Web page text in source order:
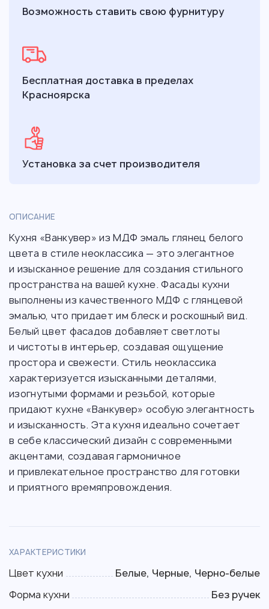
Возможность ставить свою фурнитуру
Бесплатная доставка в пределах
Красноярска
Установка за счет производителя
ОПИСАНИЕ
Кухня «Ванкувер» из МДФ эмаль глянец белого
цвета в стиле неоклассика — это элегантное
и изысканное решение для создания стильного
пространства на вашей кухне. Фасады кухни
выполнены из качественного МДФ с глянцевой
эмалью, что придает им блеск и роскошный вид.
Белый цвет фасадов добавляет светлоты
и чистоты в интерьер, создавая ощущение
простора и свежести. Стиль неоклассика
характеризуется изысканными деталями,
изогнутыми формами и резьбой, которые
придают кухне «Ванкувер» особую элегантность
и изысканность. Эта кухня идеально сочетает
в себе классический дизайн с современными
акцентами, создавая гармоничное
и привлекательное пространство для готовки
и приятного времяпровождения.
ХАРАКТЕРИСТИКИ
Цвет кухни
Белые, Черные, Черно-белые
Форма кухни
Без ручек